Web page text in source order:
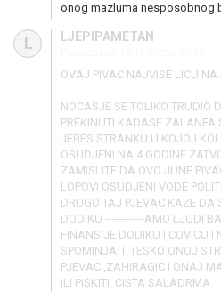
onog mazluma nesposobnog
L LJEPIPAMETAN
OVAJ PIVAC NAJVISE LICU NA
NOCASJE SE TOLIKO TRUDIO
PREKINUTI KADASE ZALANFA
JEBES STRANKU U KOJOJ
OSUDJENI NA 4 GODINE
ZAMISLITE DA OVO JUNE
LOPOVI OSUDJENI VODE
DRUGO TAJ PJEVAC KAZE
DODIKU -----------AMO LJUDI
FINANSIJE DODIKU I COVICU I
SPOMINJATI. TESKO ONOJ
PJEVAC ,ZAHIRAGIC I ONAJ
ILI PISKITI. CISTA SALADRMA.